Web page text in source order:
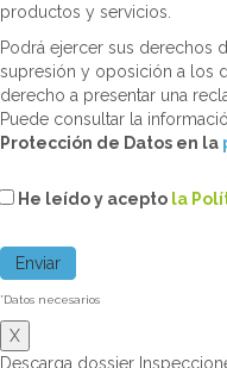
productos y servicios.
Podrá ejercer sus derechos
supresión y oposición a los
derecho a presentar una
Puede consultar la
Protección de Datos en la
He leído y acepto la
*Datos necesarios
X
Descarga dossier